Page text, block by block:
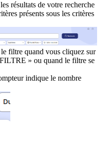
résultats de votre recherche
présents sous les critères
filtre quand vous cliquez sur
» ou quand le filtre se
indique le nombre